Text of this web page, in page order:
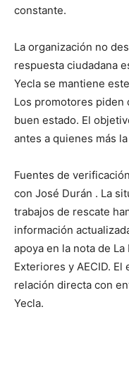
constante.
La organización no
respuesta ciudadana
Yecla se mantiene
Los promotores piden
buen estado. El
antes a quienes más
Fuentes de
con José Durán . La
trabajos de rescate
información
apoya en la nota de
Exteriores y AECID.
relación directa con
Yecla.